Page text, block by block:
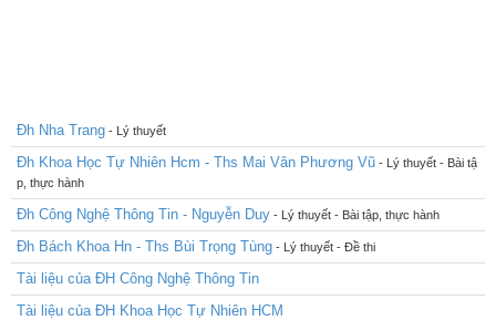
Đh Nha Trang - Lý thuyết
Đh Khoa Học Tự Nhiên Hcm - Ths Mai Vân Phương Vũ - Lý thuyết - Bài tậ
p, thực hành
Đh Công Nghệ Thông Tin - Nguyễn Duy - Lý thuyết - Bài tập, thực hành
Đh Bách Khoa Hn - Ths Bùi Trọng Tùng - Lý thuyết - Đề thi
Tài liệu của ĐH Công Nghệ Thông Tin
Tài liệu của ĐH Khoa Học Tự Nhiên HCM